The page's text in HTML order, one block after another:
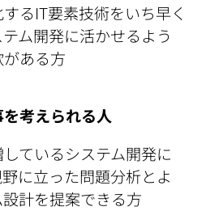
るIT要素技術をいち早く
ム開発に活かせるよう
ある方
考えられる人
ているシステム開発に
に立った問題分析とよ
計を提案できる方